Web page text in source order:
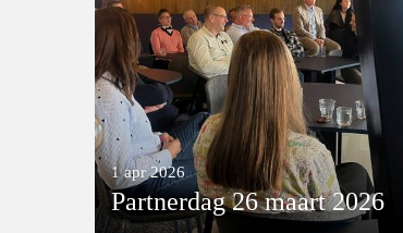
Partnerdag 26 maart 2026
1 apr 2026